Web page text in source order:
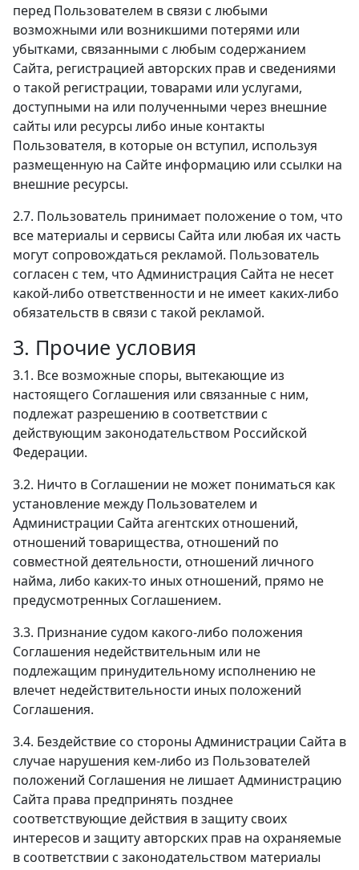
перед Пользователем в связи с любыми
возможными или возникшими потерями или
убытками, связанными с любым содержанием
Сайта, регистрацией авторских прав и сведениями
о такой регистрации, товарами или услугами,
доступными на или полученными через внешние
сайты или ресурсы либо иные контакты
Пользователя, в которые он вступил, используя
размещенную на Сайте информацию или ссылки на
внешние ресурсы.
2.7. Пользователь принимает положение о том, что
все материалы и сервисы Сайта или любая их часть
могут сопровождаться рекламой. Пользователь
согласен с тем, что Администрация Сайта не несет
какой-либо ответственности и не имеет каких-либо
обязательств в связи с такой рекламой.
3. Прочие условия
3.1. Все возможные споры, вытекающие из
настоящего Соглашения или связанные с ним,
подлежат разрешению в соответствии с
действующим законодательством Российской
Федерации.
3.2. Ничто в Соглашении не может пониматься как
установление между Пользователем и
Администрации Сайта агентских отношений,
отношений товарищества, отношений по
совместной деятельности, отношений личного
найма, либо каких-то иных отношений, прямо не
предусмотренных Соглашением.
3.3. Признание судом какого-либо положения
Соглашения недействительным или не
подлежащим принудительному исполнению не
влечет недействительности иных положений
Соглашения.
3.4. Бездействие со стороны Администрации Сайта в
случае нарушения кем-либо из Пользователей
положений Соглашения не лишает Администрацию
Сайта права предпринять позднее
соответствующие действия в защиту своих
интересов и защиту авторских прав на охраняемые
в соответствии с законодательством материалы